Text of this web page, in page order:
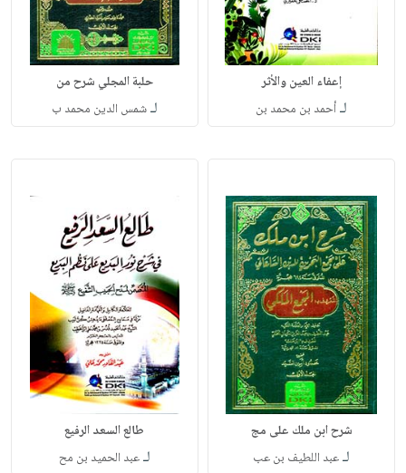
إعفاء العين والأثر
لـأحمد بن محمد بن
حلبة المجلي شرح من
لـشمس الدين محمد ب
شرح ابن ملك على مج
لـعبد اللطيف بن عب
طالع السعد الرفيع
لـعبد الحميد بن مح